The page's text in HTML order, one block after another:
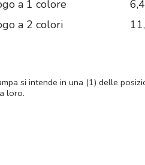
a 1 colore
a 2 colori
si intende in una (1) delle
loro.